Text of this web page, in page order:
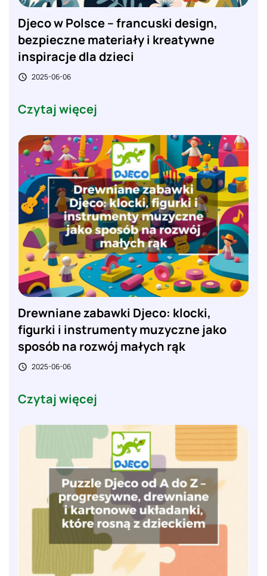
Djeco w Polsce – francuski design,
bezpieczne materiały i kreatywne
inspiracje dla dzieci
 2025-06-06
Czytaj więcej
Drewniane zabawki Djeco: klocki,
figurki i instrumenty muzyczne jako
sposób na rozwój małych rąk
 2025-06-06
Czytaj więcej